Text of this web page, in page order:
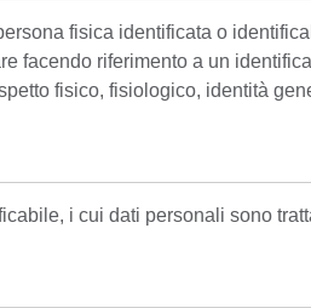
fisica identificata o
facendo riferimento a un
fisico, fisiologico, identità
i cui dati personali sono